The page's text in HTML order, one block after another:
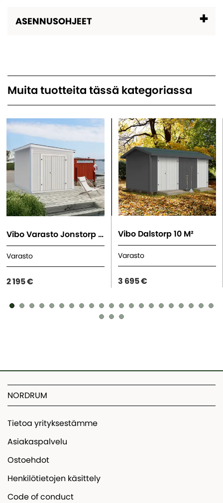
ASENNUSOHJEET
Muita tuotteita tässä kategoriassa
Vibo Varasto Jonstorp 7,5 M²
Varasto
2 195 €
Vibo Dalstorp 10 M²
Varasto
3 695 €
NORDRUM
Tietoa yrityksestämme
Asiakaspalvelu
Ostoehdot
Henkilötietojen käsittely
Code of conduct